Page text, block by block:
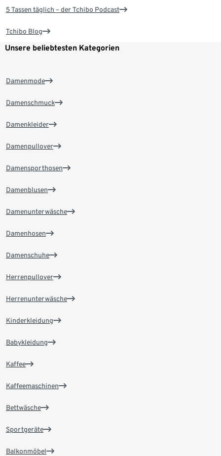
5 Tassen täglich – der Tchibo Podcast
Tchibo Blog
Unsere beliebtesten Kategorien
Damenmode
Damenschmuck
Damenkleider
Damenpullover
Damensporthosen
Damenblusen
Damenunterwäsche
Damenhosen
Damenschuhe
Herrenpullover
Herrenunterwäsche
Kinderkleidung
Babykleidung
Kaffee
Kaffeemaschinen
Bettwäsche
Sportgeräte
Balkonmöbel